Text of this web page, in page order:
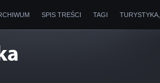
SPIS TREŚCI TAGI